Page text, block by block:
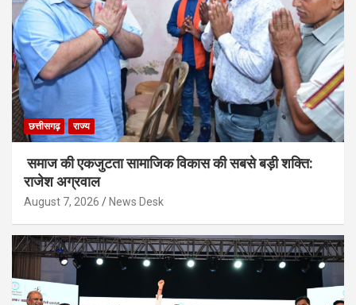
छत्तीसगढ़ राज्य
समाज की एकजुटता सामाजिक विकास की सबसे बड़ी शक्ति:
राजेश अग्रवाल
August 7, 2026 News Desk